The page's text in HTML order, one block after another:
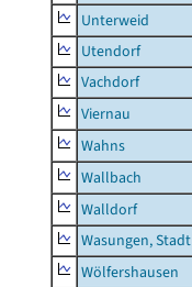
Unterweid
Utendorf
Vachdorf
Viernau
Wahns
Wallbach
Walldorf
Wasungen, Stadt
Wölfershausen